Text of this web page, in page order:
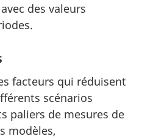
des valeurs
facteurs qui réduisent
scénarios
paliers de mesures de
modèles,